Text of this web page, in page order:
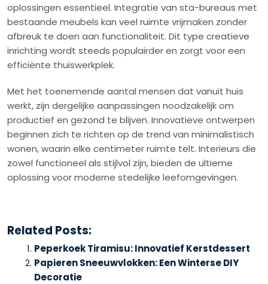
oplossingen essentieel. Integratie van sta-bureaus met
bestaande meubels kan veel ruimte vrijmaken zonder
afbreuk te doen aan functionaliteit. Dit type creatieve
inrichting wordt steeds populairder en zorgt voor een
efficiënte thuiswerkplek.
Met het toenemende aantal mensen dat vanuit huis
werkt, zijn dergelijke aanpassingen noodzakelijk om
productief en gezond te blijven. Innovatieve ontwerpen
beginnen zich te richten op de trend van minimalistisch
wonen, waarin elke centimeter ruimte telt. Interieurs die
zowel functioneel als stijlvol zijn, bieden de ultieme
oplossing voor moderne stedelijke leefomgevingen.
Related Posts:
Peperkoek Tiramisu: Innovatief Kerstdessert
Papieren Sneeuwvlokken: Een Winterse DIY
Decoratie